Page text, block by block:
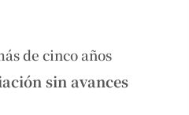
de cinco años
sin avances